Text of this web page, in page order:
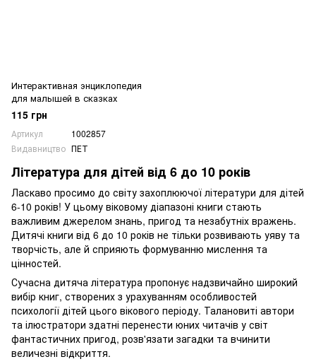
Интерактивная энциклопедия
для малышей в сказках
115 грн
Артикул
1002857
Видавництво ПЕТ
Література для дітей від 6 до 10 років
Ласкаво просимо до світу захоплюючої літератури для дітей
6-10 років! У цьому віковому діапазоні книги стають
важливим джерелом знань, пригод та незабутніх вражень.
Дитячі книги від 6 до 10 років не тільки розвивають уяву та
творчість, але й сприяють формуванню мислення та
цінностей.
Сучасна дитяча література пропонує надзвичайно широкий
вибір книг, створених з урахуванням особливостей
психології дітей цього вікового періоду. Талановиті автори
та ілюстратори здатні перенести юних читачів у світ
фантастичних пригод, розв'язати загадки та вчинити
величезні відкриття.